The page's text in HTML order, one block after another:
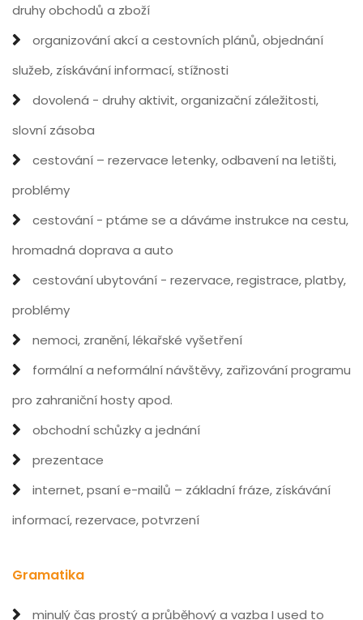
druhy obchodů a zboží
organizování akcí a cestovních plánů, objednání
služeb, získávání informací, stížnosti
dovolená - druhy aktivit, organizační záležitosti,
slovní zásoba
cestování – rezervace letenky, odbavení na letišti,
problémy
cestování - ptáme se a dáváme instrukce na cestu,
hromadná doprava a auto
cestování ubytování - rezervace, registrace, platby,
problémy
nemoci, zranění, lékařské vyšetření
formální a neformální návštěvy, zařizování programu
pro zahraniční hosty apod.
obchodní schůzky a jednání
prezentace
internet, psaní e-mailů – základní fráze, získávání
informací, rezervace, potvrzení
Gramatika
minulý čas prostý a průběhový a vazba I used to